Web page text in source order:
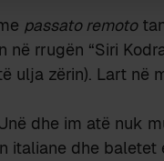
passato remoto
në rrugën “Siri
ulja zërin). Lart në
dhe im atë nuk
italiane dhe baletet